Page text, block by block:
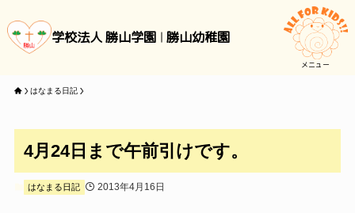
学校法人 勝山学園 勝山幼稚園
メニュー
はなまる日記
4月24日まで午前引けです。
はなまる日記 2013年4月16日